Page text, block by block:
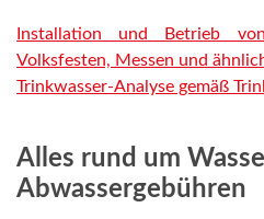
Installation und Betrieb
Volksfesten, Messen und
Trinkwasser-Analyse gemäß
Alles rund um
Abwassergebühren